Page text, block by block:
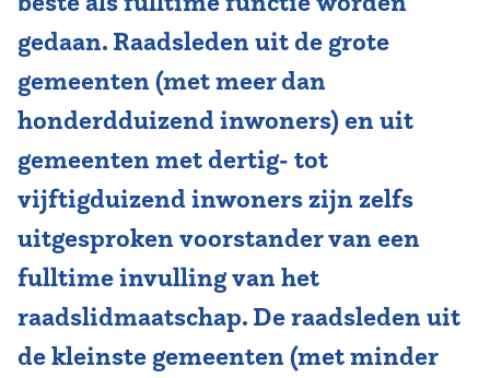
gedaan. Raadsleden uit de grote
gemeenten (met meer dan
honderdduizend inwoners) en uit
gemeenten met dertig- tot
vijftigduizend inwoners zijn zelfs
uitgesproken voorstander van een
fulltime invulling van het
raadslidmaatschap. De raadsleden uit
de kleinste gemeenten (met minder